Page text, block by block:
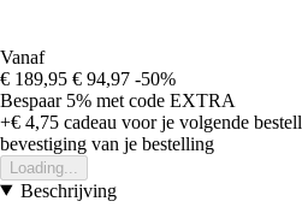
Vanaf
€ 189,95 € 94,97 -50%
Bespaar 5% met code EXTRA
+€ 4,75 cadeau voor je volgende
bevestiging van je bestelling
Loading...
Beschrijving